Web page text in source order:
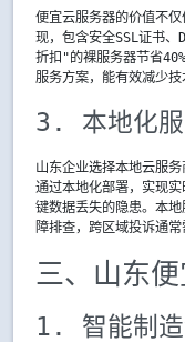
便宜云服务器的价值不
现，包含安全SSL证书、
折扣"的裸服务器节省
服务方案，能有效减少技
3. 本地化服
山东企业选择本地云服
通过本地化部署，实现
键数据丢失的隐患。本
障排查，跨区域投诉通
三、山东
1. 智能制造